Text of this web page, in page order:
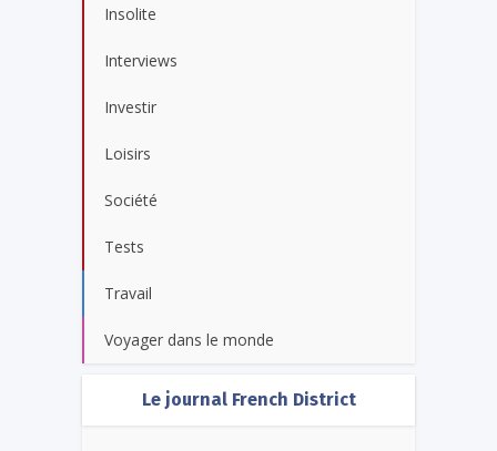
Insolite
Interviews
Investir
Loisirs
Société
Tests
Travail
Voyager dans le monde
Le journal French District